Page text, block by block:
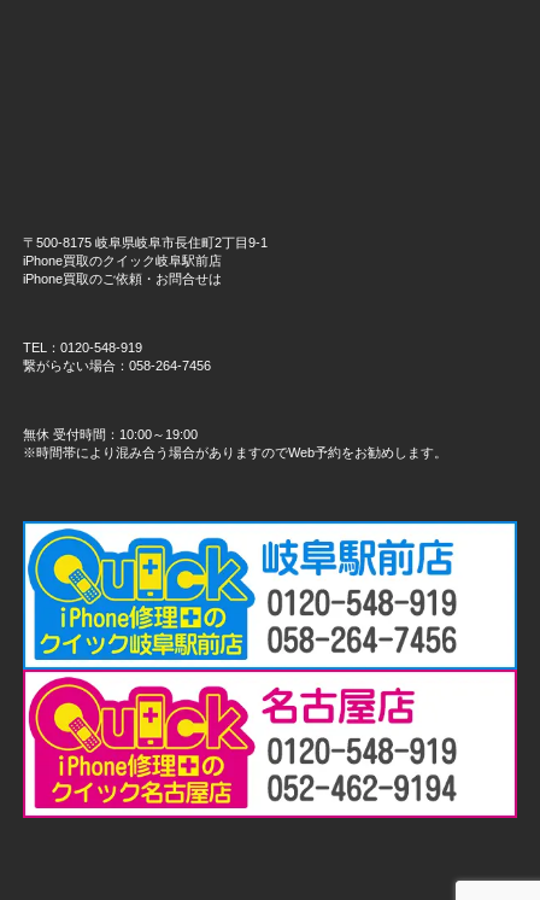
〒500-8175 岐阜県岐阜市長住町2丁目9-1
iPhone買取のクイック岐阜駅前店
iPhone買取のご依頼・お問合せは
TEL：0120-548-919
繋がらない場合：058-264-7456
無休 受付時間：10:00～19:00
※時間帯により混み合う場合がありますのでWeb予約をお勧めします。